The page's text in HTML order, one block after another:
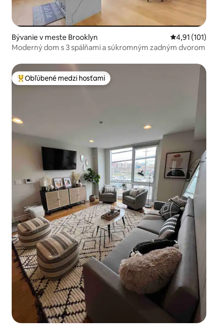
Bývanie v meste Brooklyn Priemerné
4,91 (101)
Moderný dom s 3 spálňami a súkromným zadným dvorom
Najobľúbenejšie medzi hosťami
Obľúbené medzi hosťami